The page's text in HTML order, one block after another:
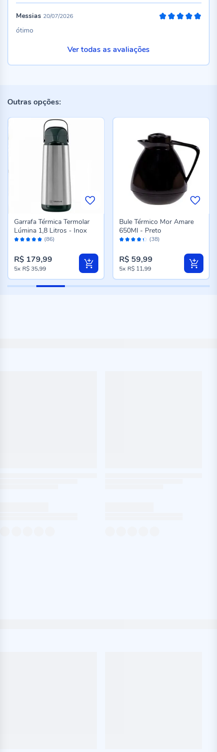
Messias 20/07/2026
ótimo
Ver todas as avaliações
Outras opções:
Avaliação: (86)
Garrafa Térmica Termolar
Lúmina 1,8 Litros - Inox
R$ 179,99
5x R$ 35,99
Avaliação: (38)
Bule Térmico Mor Amare
650Ml - Preto
R$ 59,99
5x R$ 11,99